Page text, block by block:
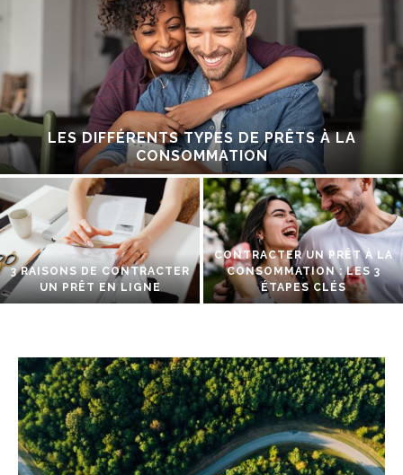
LES DIFFÉRENTS TYPES DE PRÊTS À LA
CONSOMMATION
3 RAISONS DE CONTRACTER
UN PRÊT EN LIGNE
CONTRACTER UN PRÊT À LA
CONSOMMATION : LES 3
ÉTAPES CLÉS